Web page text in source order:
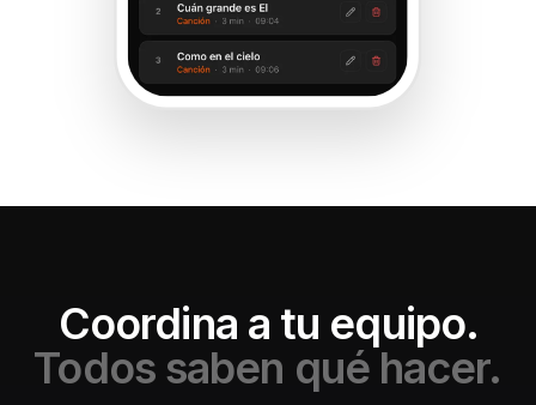
Coordina a tu equipo.
Todos saben qué hacer.